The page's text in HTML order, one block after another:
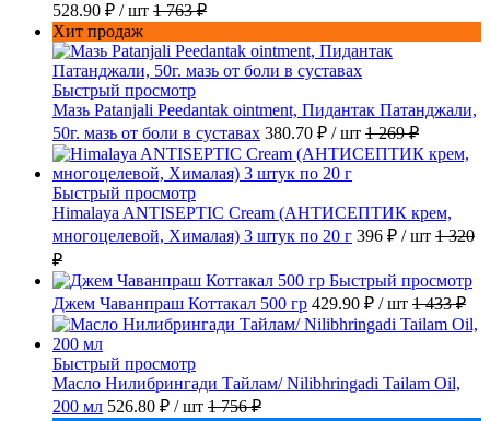
528.90 ₽ / шт 1 763 ₽
Хит продаж
Быстрый просмотр
Мазь Patanjali Peedantak ointment, Пидантак Патанджали,
50г. мазь от боли в суставах 380.70 ₽ / шт 1 269 ₽
Быстрый просмотр
Himalaya ANTISEPTIC Cream (АНТИСЕПТИК крем,
многоцелевой, Хималая) 3 штук по 20 г 396 ₽ / шт 1 320
₽
Быстрый просмотр
Джем Чаванпраш Коттакал 500 гр 429.90 ₽ / шт 1 433 ₽
Быстрый просмотр
Масло Нилибрингади Тайлам/ Nilibhringadi Tailam Oil,
200 мл 526.80 ₽ / шт 1 756 ₽